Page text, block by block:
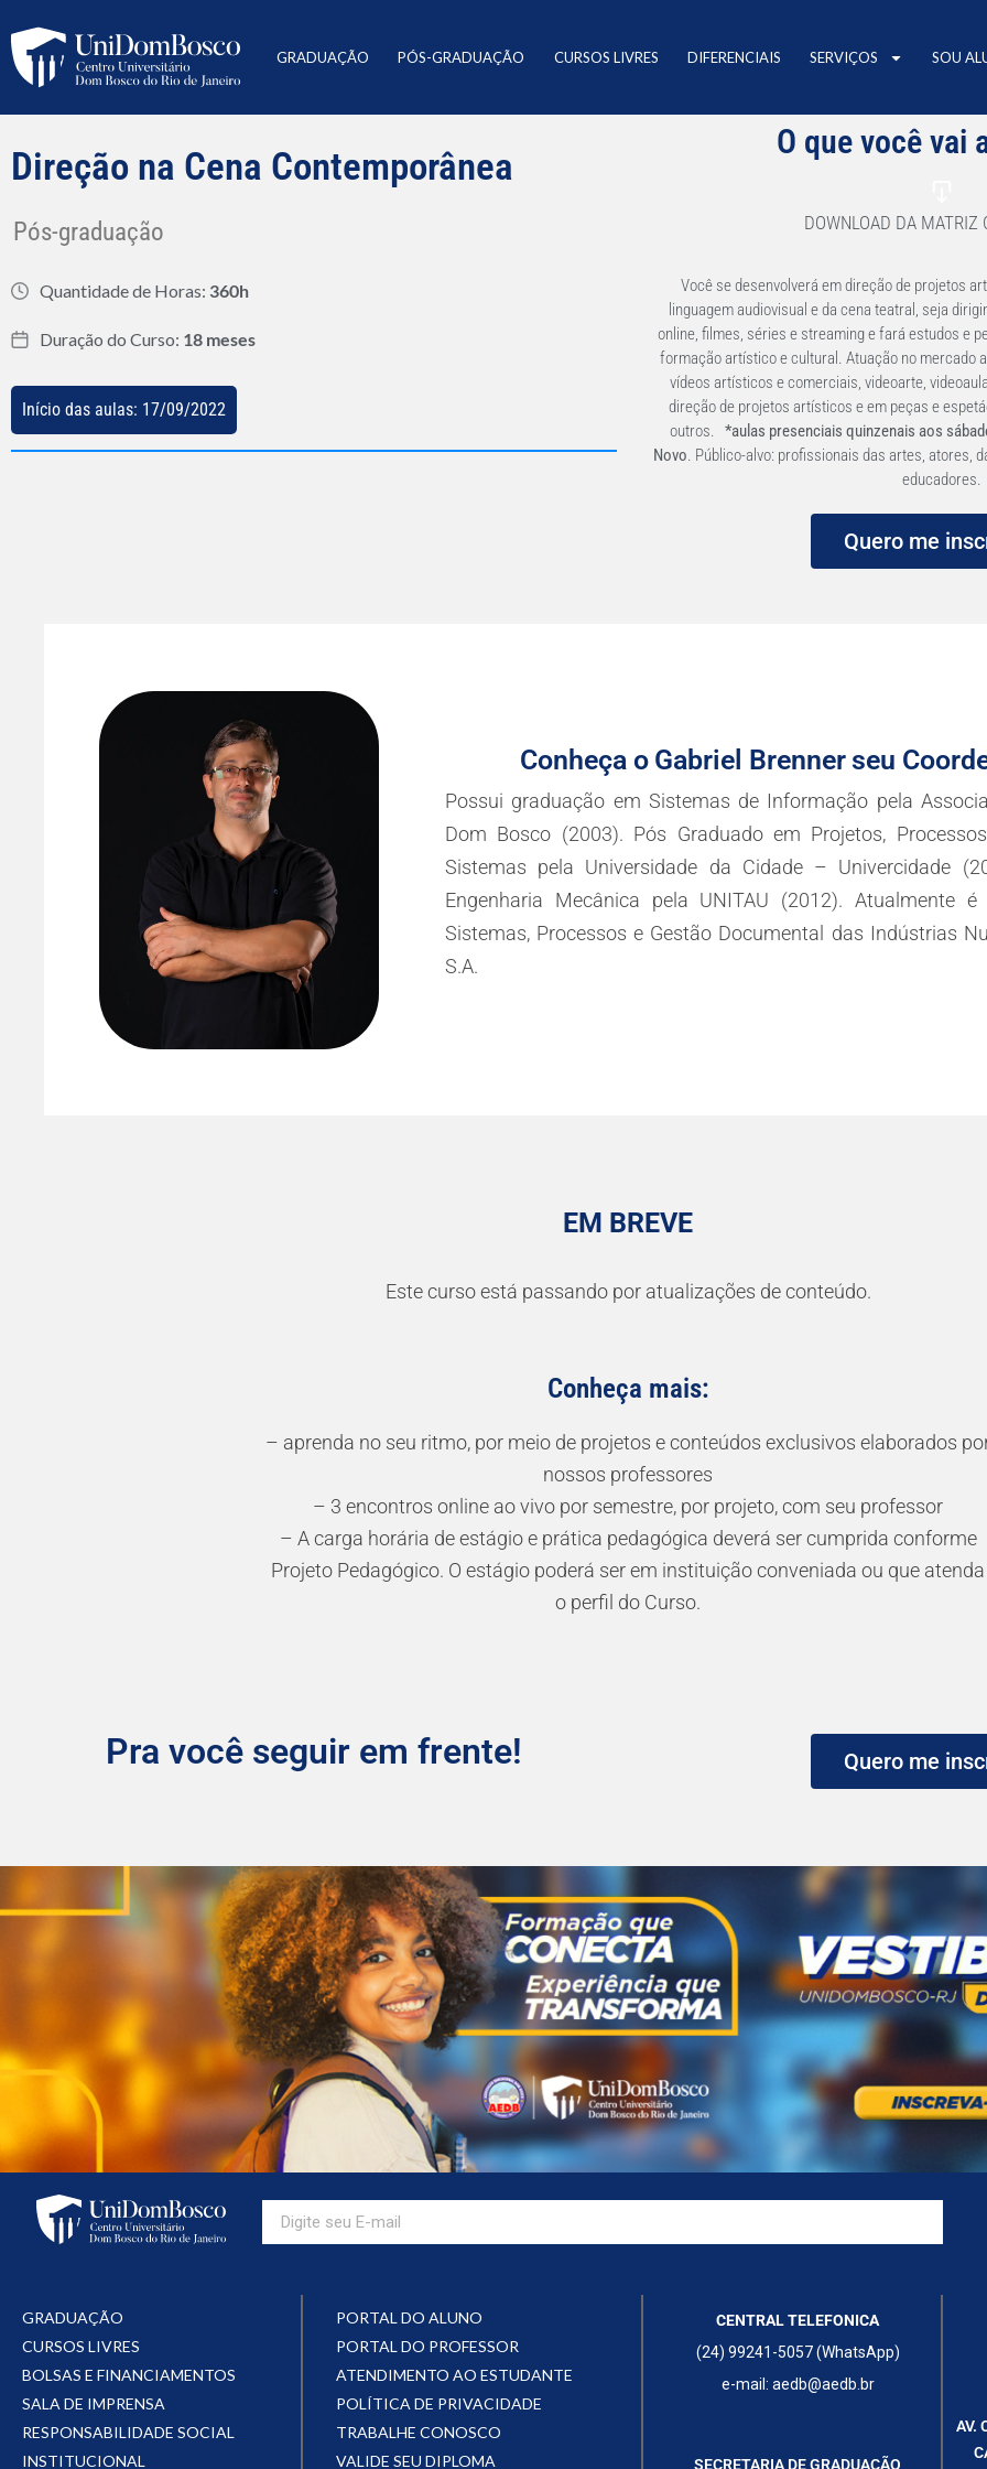
GRADUAÇÃO PÓS-GRADUAÇÃO CURSOS LIVRES DIFERENCIAIS SERVIÇOS SOU
Direção na Cena Contemporânea
Pós-graduação
Quantidade de Horas: 360h
Duração do Curso: 18 meses
Início das aulas: 17/09/2022
O que você vai
DOWNLOAD DA MATRIZ
Você se desenvolverá em direção de projetos
linguagem audiovisual e da cena teatral, seja
online, filmes, séries e streaming e fará estudos e
formação artístico e cultural. Atuação no mercado
vídeos artísticos e comerciais, videoarte,
direção de projetos artísticos e em peças e
outros. *aulas presenciais quinzenais aos
Novo. Público-alvo: profissionais das artes, atores,
educadores.
Quero me
Conheça o Gabriel Brenner seu
Possui graduação em Sistemas de Informação pela
Dom Bosco (2003). Pós Graduado em Projetos,
Sistemas pela Universidade da Cidade – Univercidade
Engenharia Mecânica pela UNITAU (2012). Atualmente é
Sistemas, Processos e Gestão Documental das Indústrias
S.A.
EM BREVE
Este curso está passando por atualizações de conteúdo.
Conheça mais:
– aprenda no seu ritmo, por meio de projetos e conteúdos exclusivos elaborados
nossos professores
– 3 encontros online ao vivo por semestre, por projeto, com seu professor
– A carga horária de estágio e prática pedagógica deverá ser cumprida conforme
Projeto Pedagógico. O estágio poderá ser em instituição conveniada ou que atenda
o perfil do Curso.
Pra você seguir em frente! Quero me
GRADUAÇÃO
CURSOS LIVRES
BOLSAS E FINANCIAMENTOS
SALA DE IMPRENSA
RESPONSABILIDADE SOCIAL
INSTITUCIONAL
PORTAL DO ALUNO
PORTAL DO PROFESSOR
ATENDIMENTO AO ESTUDANTE
POLÍTICA DE PRIVACIDADE
TRABALHE CONOSCO
VALIDE SEU DIPLOMA
CENTRAL TELEFONICA
(24) 99241-5057 (WhatsApp)
e-mail: aedb@aedb.br
SECRETARIA DE GRADUAÇÃO
AV.